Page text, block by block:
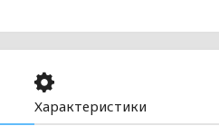
Характеристики